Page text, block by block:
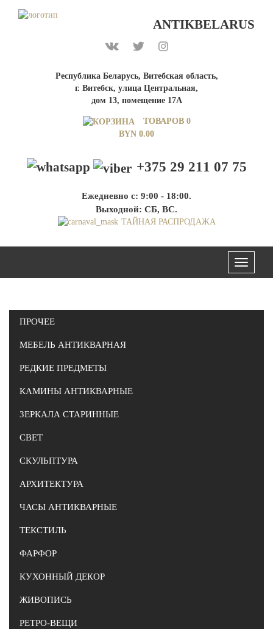
Республика Беларусь, Витебская область,
г. Витебск, улица Центральная,
дом 13, помещение 17А
ANTIKBELARUS
ТОВАРОВ 0
BYN 0.00
+375 29 211 07 75
Ежедневно с: 9:00 - 18:00.
Выходной: СБ, ВС.
ТАЙНАЯ РАСПРОДАЖА
Меню
ПРОЧЕЕ
МЕБЕЛЬ АНТИКВАРНАЯ
РЕДКИЕ ПРЕДМЕТЫ
КАМИНЫ АНТИКВАРНЫЕ
ЗЕРКАЛА СТАРИННЫЕ
СВЕТ
СКУЛЬПТУРА
АРХИТЕКТУРА
ЧАСЫ АНТИКВАРНЫЕ
ТЕКСТИЛЬ
ФАРФОР
КУХОННЫЙ ДЕКОР
ЖИВОПИСЬ
РЕТРО-ВЕЩИ